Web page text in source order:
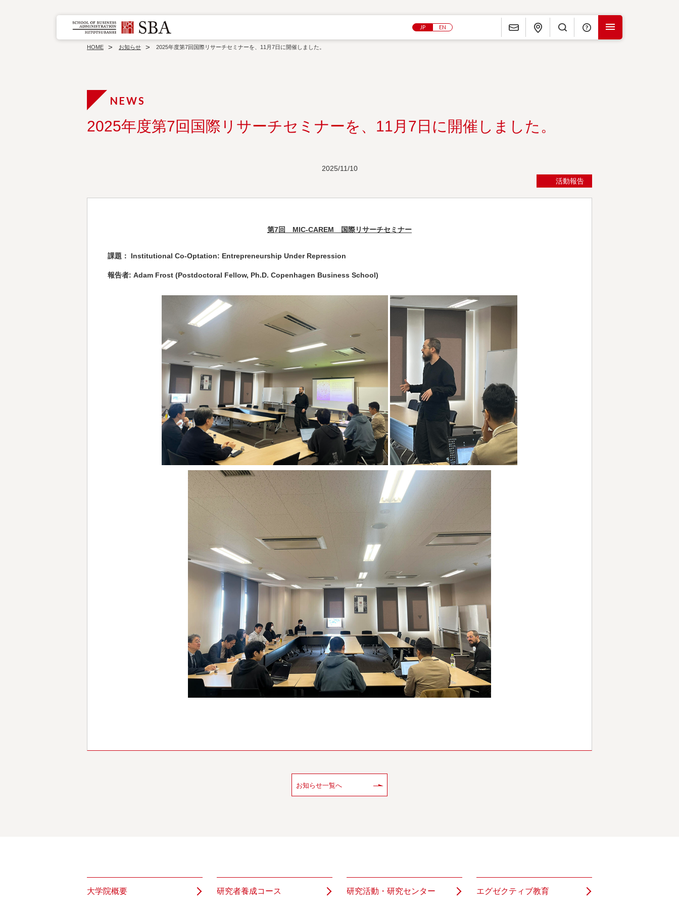
JP EN
お問い合わせ
HOME お知らせ 2025年度第7回国際リサーチセミナーを、11月7日に開催しました。
2025年度第7回国際リサーチセミナーを、11月7日に開催しました。
2025/11/10
活動報告
第7回 MIC-CAREM 国際リサーチセミナー
課題： Institutional Co-Optation: Entrepreneurship Under Repression
報告者: Adam Frost (Postdoctoral Fellow, Ph.D. Copenhagen Business School)
お知らせ一覧へ
大学院概要 研究者養成コース 研究活動・研究センター エグゼクティブ教育